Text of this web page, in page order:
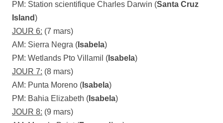
PM: Station scientifique Charles Darwin (Santa Cruz
Island)
JOUR 6: (7 mars)
AM: Sierra Negra ( Isabela)
PM: Wetlands Pto Villamil ( Isabela)
JOUR 7: (8 mars)
AM: Punta Moreno ( Isabela)
PM: Bahia Elizabeth ( Isabela)
JOUR 8: (9 mars)